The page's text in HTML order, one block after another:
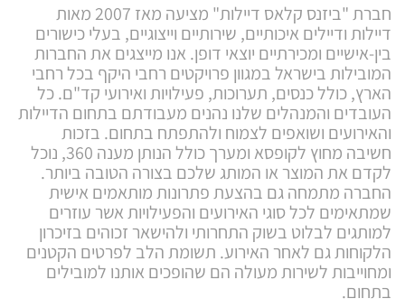
חברת "ביזנס קלאס דיילות" מציעה מאז 2007 מאות
דיילות ודיילים איכותיים, שירותיים וייצוגיים, בעלי כישורים
בין-אישיים ומכירתיים יוצאי דופן. אנו מייצגים את החברות
המובילות בישראל במגוון פרויקטים רחבי היקף בכל רחבי
הארץ, כולל כנסים, תערוכות, פעילויות ואירועי קד"ם. כל
העובדים והמנהלים שלנו נהנים מעבודתם בתחום הדיילות
והאירועים ושואפים לצמוח ולהתפתח בתחום. בזכות
חשיבה מחוץ לקופסא ומערך כולל הנותן מענה 360, נוכל
לקדם את המוצר או המותג שלכם בצורה הטובה ביותר.
החברה מתמחה גם בהצעת פתרונות מותאמים אישית
שמתאימים לכל סוגי האירועים והפעילויות אשר עוזרים
למותגים לבלוט בשוק התחרותי ולהישאר זכוהים בזיכרון
הלקוחות גם לאחר האירוע. תשומת הלב לפרטים הקטנים
ומחוייבות לשירות מעולה הם שהופכים אותנו למובילים
בתחום.